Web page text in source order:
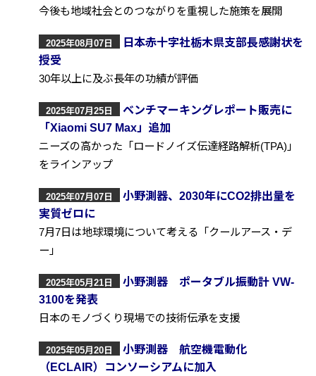
今後も地域社会とのつながりを重視した施策を展開
2025年08月07日
日本赤十字社栃木県支部長感謝状を
授受
30年以上に及ぶ長年の功績が評価
2025年07月25日
ベンチマーキングレポート販売に
「Xiaomi SU7 Max」追加
ニーズの高かった「ロードノイズ伝達経路解析(TPA)」
をラインアップ
2025年07月07日
小野測器、2030年にCO2排出量を
実質ゼロに
7月7日は地球環境について考える「クールアース・デ
ー」
2025年05月21日
小野測器 ポータブル振動計 VW-
3100を発表
日本のモノづくり現場での技術伝承を支援
2025年05月20日
小野測器 航空機電動化
（ECLAIR）コンソーシアムに加入